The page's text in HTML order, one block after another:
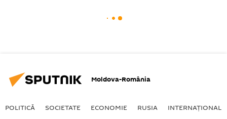
Moldova-România
POLITICĂ SOCIETATE ECONOMIE RUSIA INTERNAŢIONAL